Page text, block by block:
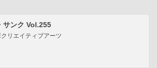
サンク Vol.255
リエイティブアーツ